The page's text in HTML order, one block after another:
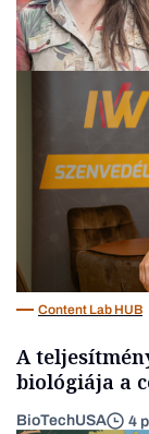
Content Lab HUB
A
biológiája a
BioTechUSA 4